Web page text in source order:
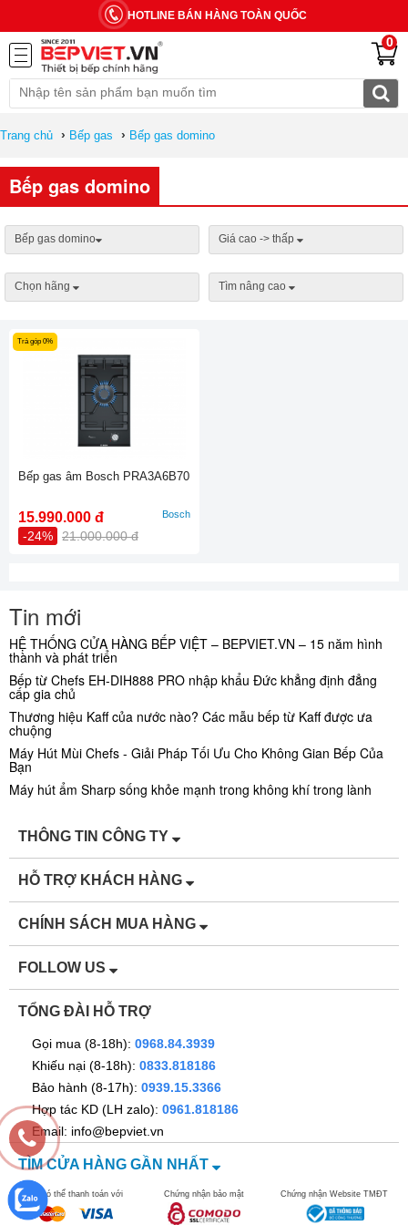
HOTLINE BÁN HÀNG TOÀN QUỐC
0
Trang chủ › Bếp gas › Bếp gas domino
Bếp gas domino
Bếp gas domino Giá cao -> thấp
Chọn hãng Tìm nâng cao
Trả góp 0%
Bếp gas âm Bosch PRA3A6B70
15.990.000 đ
-24% 21.000.000 đ
Bosch
Tin mới
HỆ THỐNG CỬA HÀNG BẾP VIỆT – BEPVIET.VN – 15 năm hình
thành và phát triển
Bếp từ Chefs EH-DIH888 PRO nhập khẩu Đức khẳng định đẳng
cấp gia chủ
Thương hiệu Kaff của nước nào? Các mẫu bếp từ Kaff được ưa
chuộng
Máy Hút Mùi Chefs - Giải Pháp Tối Ưu Cho Không Gian Bếp Của
Bạn
Máy hút ẩm Sharp sống khỏe mạnh trong không khí trong lành
THÔNG TIN CÔNG TY
HỖ TRỢ KHÁCH HÀNG
CHÍNH SÁCH MUA HÀNG
FOLLOW US
TỔNG ĐÀI HỖ TRỢ
Gọi mua (8-18h): 0968.84.3939
Khiếu nại (8-18h): 0833.818186
Bảo hành (8-17h): 0939.15.3366
Hợp tác KD (LH zalo): 0961.818186
Email: info@bepviet.vn
TÌM CỬA HÀNG GẦN NHẤT
Bạn có thể thanh toán với Chứng nhận bảo mật Chứng nhận Website TMĐT